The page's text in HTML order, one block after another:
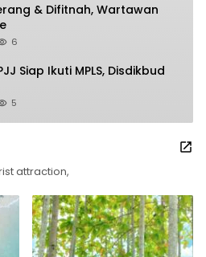
& Difitnah, Wartawan
6
Ikuti MPLS, Disdikbud
5
attraction,